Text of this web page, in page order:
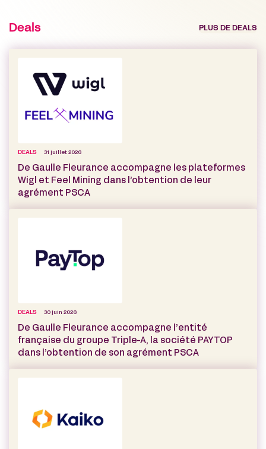
Deals PLUS DE DEALS
DEALS 31 juillet 2026
De Gaulle Fleurance accompagne les plateformes
Wigl et Feel Mining dans l’obtention de leur
agrément PSCA
DEALS 30 juin 2026
De Gaulle Fleurance accompagne l’entité
française du groupe Triple-A, la société PAYTOP
dans l’obtention de son agrément PSCA